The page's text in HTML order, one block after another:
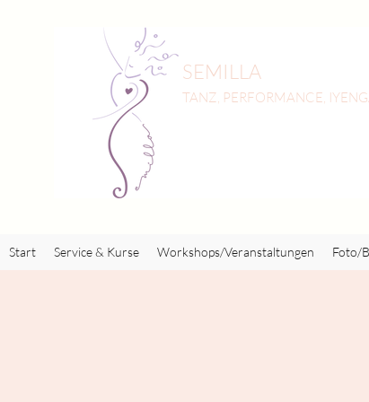
SEMILLA
TANZ, PERFORMANCE,
Start Service & Kurse Workshops/Veranstaltungen Foto/